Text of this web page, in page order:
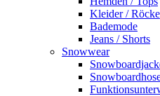
Kleider / Röcke
Bademode
Jeans / Shorts
Snowwear